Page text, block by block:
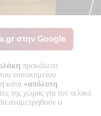
στην Google
προκάλεσε
νοσοκομείου
κατά «απόλυτη
της χώρας για τον τελικό
αναμετρηθούν ο